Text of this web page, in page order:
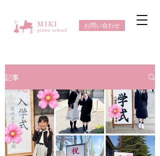
お問い合わせ
記事